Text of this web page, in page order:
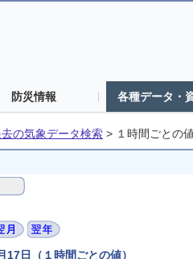
防災情報 各種データ・
の気象データ検索 > １時間ごとの
日（１時間ごとの値）